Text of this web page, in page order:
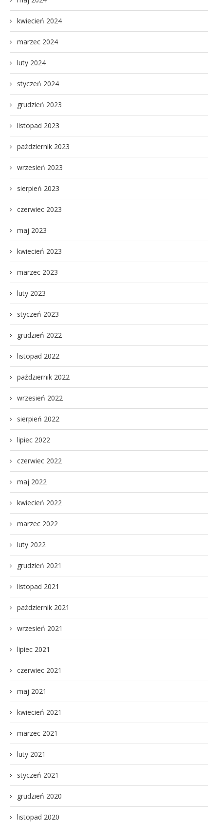
kwiecień 2024
marzec 2024
luty 2024
styczeń 2024
grudzień 2023
listopad 2023
październik 2023
wrzesień 2023
sierpień 2023
czerwiec 2023
maj 2023
kwiecień 2023
marzec 2023
luty 2023
styczeń 2023
grudzień 2022
listopad 2022
październik 2022
wrzesień 2022
sierpień 2022
lipiec 2022
czerwiec 2022
maj 2022
kwiecień 2022
marzec 2022
luty 2022
grudzień 2021
listopad 2021
październik 2021
wrzesień 2021
lipiec 2021
czerwiec 2021
maj 2021
kwiecień 2021
marzec 2021
luty 2021
styczeń 2021
grudzień 2020
listopad 2020